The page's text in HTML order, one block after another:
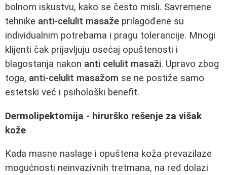
bolnom iskustvu, kako se često misli. Savremene
tehnike anti-celulit masaže prilagođene su
individualnim potrebama i pragu tolerancije. Mnogi
klijenti čak prijavljuju osećaj opuštenosti i
blagostanja nakon anti celulit masaži. Upravo zbog
toga, anti-celulit masažom se ne postiže samo
estetski već i psihološki benefit.
Dermolipektomija - hirurško rešenje za višak
kože
Kada masne naslage i opuštena koža prevazilaze
mogućnosti neinvazivnih tretmana, na red dolazi